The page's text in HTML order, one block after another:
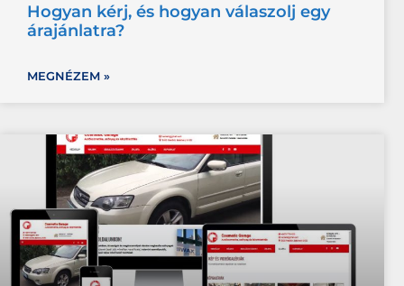
Hogyan kérj, és hogyan válaszolj egy
árajánlatra?
MEGNÉZEM »